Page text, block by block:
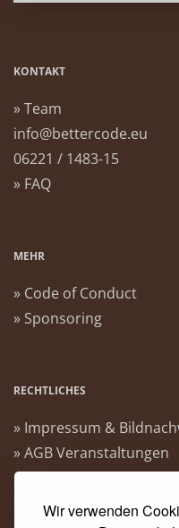
Wir verwenden
KONTAKT
» Team
info@bettercode.eu
06221 / 1483-15
» FAQ
MEHR
» Code of Conduct
» Sponsoring
RECHTLICHES
» Impressum &
» AGB Veranstaltungen
» Datenschutzerklärung
»